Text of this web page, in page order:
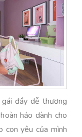
đầy dễ thương
hảo dành cho
con yêu của mình